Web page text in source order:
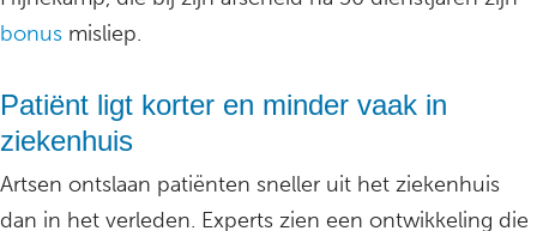
bonus misliep.
Patiënt ligt korter en minder vaak in
ziekenhuis
Artsen ontslaan patiënten sneller uit het ziekenhuis
dan in het verleden. Experts zien een ontwikkeling die